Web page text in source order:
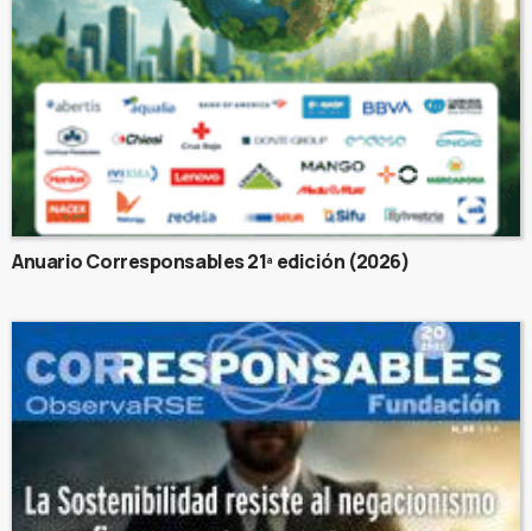
Anuario Corresponsables 21ª edición (2026)